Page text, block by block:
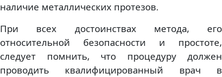
наличие металлических протезов.
При всех достоинствах метода, его
относительной безопасности и простоте,
следует помнить, что процедуру должен
проводить квалифицированный врач в